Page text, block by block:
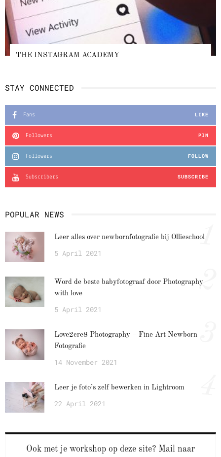
THE INSTAGRAM ACADEMY
STAY CONNECTED
Fans LIKE
Followers PIN
Followers FOLLOW
Subscribers SUBSCRIBE
POPULAR NEWS
Leer alles over newbornfotografie bij Ollieschool
5 April 2021
1
Word de beste babyfotograaf door Photography
with love
5 April 2021
2
Love2cre8 Photography – Fine Art Newborn
Fotografie
14 November 2021
Leer je foto’s zelf bewerken in Lightroom
22 April 2021
Ook met je workshop op deze site? Mail naar